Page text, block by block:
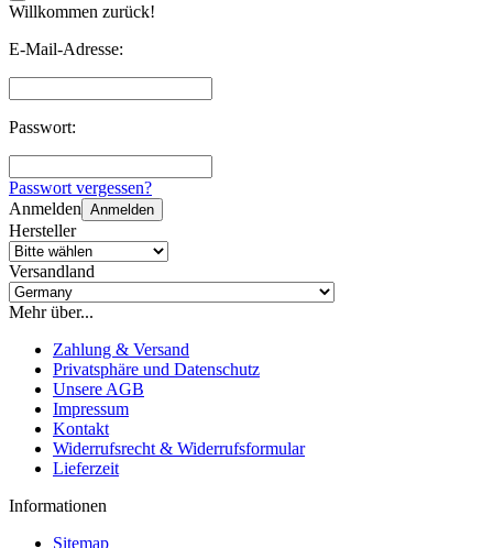
Willkommen zurück!
E-Mail-Adresse:
Passwort:
Passwort vergessen?
Anmelden Anmelden
Hersteller
Versandland
Mehr über...
Zahlung & Versand
Privatsphäre und Datenschutz
Unsere AGB
Impressum
Kontakt
Widerrufsrecht & Widerrufsformular
Lieferzeit
Informationen
Sitemap